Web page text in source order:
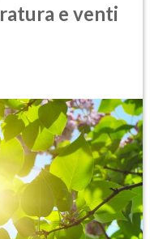
e venti